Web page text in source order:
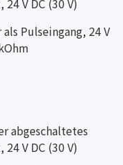
Pulseingang, 24 V
abgeschaltetes
V DC (30 V)